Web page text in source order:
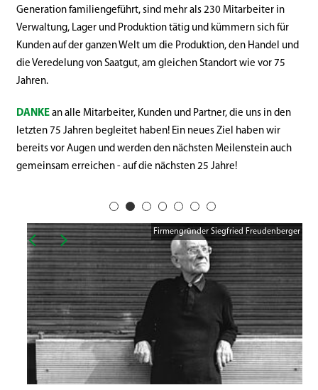
Generation familiengeführt, sind mehr als 230 Mitarbeiter in
Verwaltung, Lager und Produktion tätig und kümmern sich für
Kunden auf der ganzen Welt um die Produktion, den Handel und
die Veredelung von Saatgut, am gleichen Standort wie vor 75
Jahren.
DANKE an alle Mitarbeiter, Kunden und Partner, die uns in den
letzten 75 Jahren begleitet haben! Ein neues Ziel haben wir
bereits vor Augen und werden den nächsten Meilenstein auch
gemeinsam erreichen - auf die nächsten 25 Jahre!
Firmengründer Siegfried Freudenberger